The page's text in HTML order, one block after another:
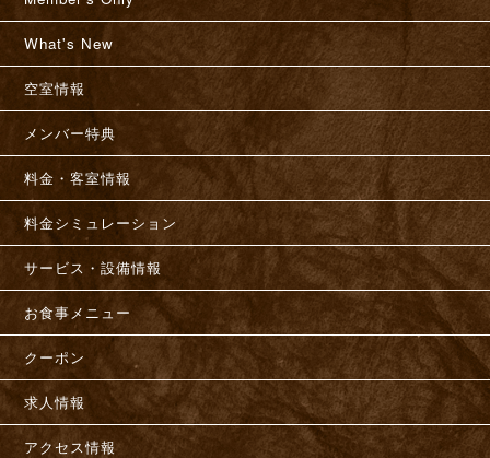
What's New
空室情報
メンバー特典
料金・客室情報
料金シミュレーション
サービス・設備情報
お食事メニュー
クーポン
求人情報
アクセス情報